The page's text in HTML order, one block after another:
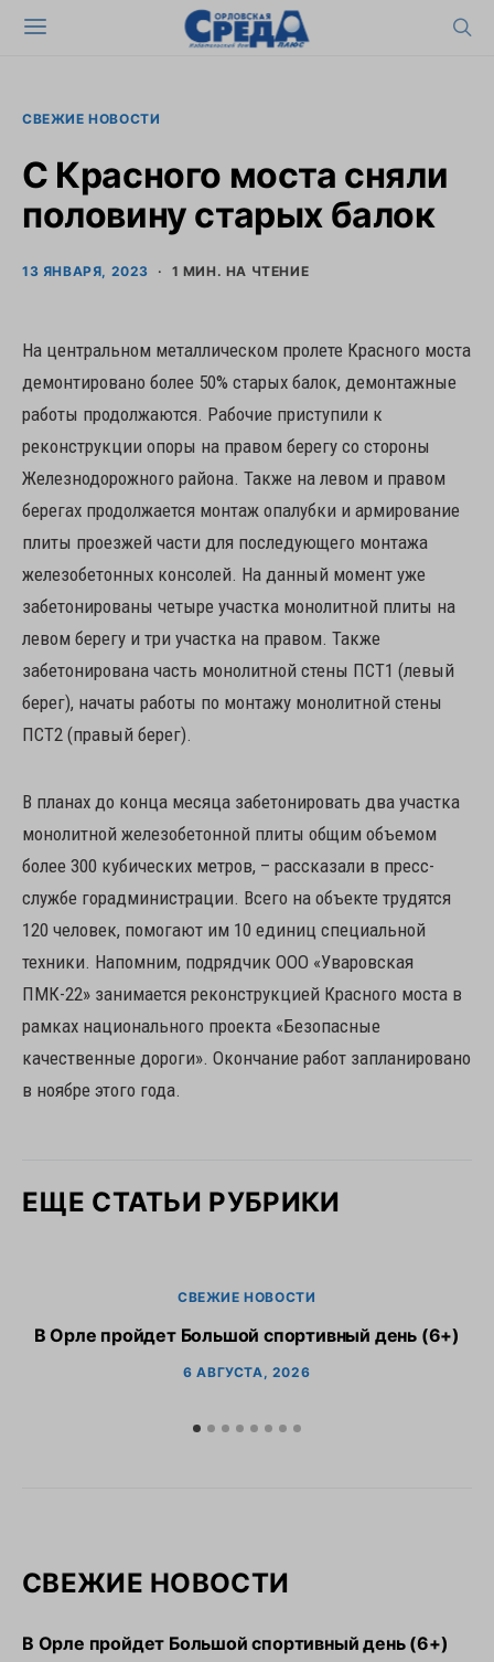
СВЕЖИЕ НОВОСТИ
С Красного моста сняли
половину старых балок
13 ЯНВАРЯ, 2023 1 МИН. НА ЧТЕНИЕ
На центральном металлическом пролете Красного моста
демонтировано более 50% старых балок, демонтажные
работы продолжаются. Рабочие приступили к
реконструкции опоры на правом берегу со стороны
Железнодорожного района. Также на левом и правом
берегах продолжается монтаж опалубки и армирование
плиты проезжей части для последующего монтажа
железобетонных консолей. На данный момент уже
забетонированы четыре участка монолитной плиты на
левом берегу и три участка на правом. Также
забетонирована часть монолитной стены ПСТ1 (левый
берег), начаты работы по монтажу монолитной стены
ПСТ2 (правый берег).
В планах до конца месяца забетонировать два участка
монолитной железобетонной плиты общим объемом
более 300 кубических метров, – рассказали в пресс-
службе горадминистрации. Всего на объекте трудятся
120 человек, помогают им 10 единиц специальной
техники. Напомним, подрядчик ООО «Уваровская
ПМК-22» занимается реконструкцией Красного моста в
рамках национального проекта «Безопасные
качественные дороги». Окончание работ запланировано
в ноябре этого года.
ЕЩЕ СТАТЬИ РУБРИКИ
СВЕЖИЕ НОВОСТИ
В Орле пройдет Большой спортивный день (6+)
6 АВГУСТА, 2026
СВЕЖИЕ НОВОСТИ
В Орле пройдет Большой спортивный день (6+)